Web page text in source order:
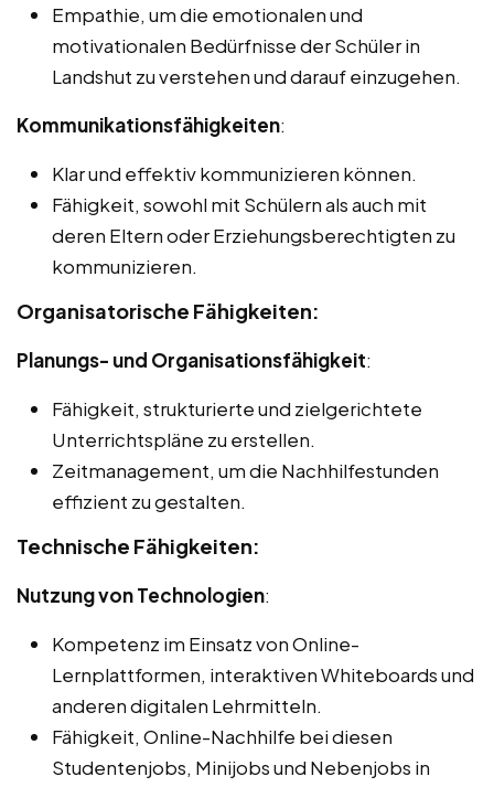
Empathie, um die emotionalen und
motivationalen Bedürfnisse der Schüler in
Landshut zu verstehen und darauf einzugehen.
Kommunikationsfähigkeiten:
Klar und effektiv kommunizieren können.
Fähigkeit, sowohl mit Schülern als auch mit
deren Eltern oder Erziehungsberechtigten zu
kommunizieren.
Organisatorische Fähigkeiten:
Planungs- und Organisationsfähigkeit:
Fähigkeit, strukturierte und zielgerichtete
Unterrichtspläne zu erstellen.
Zeitmanagement, um die Nachhilfestunden
effizient zu gestalten.
Technische Fähigkeiten:
Nutzung von Technologien:
Kompetenz im Einsatz von Online-
Lernplattformen, interaktiven Whiteboards und
anderen digitalen Lehrmitteln.
Fähigkeit, Online-Nachhilfe bei diesen
Studentenjobs, Minijobs und Nebenjobs in